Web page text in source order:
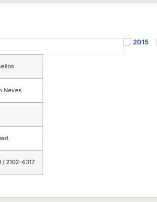
2015
Neves
/ 2102-4317